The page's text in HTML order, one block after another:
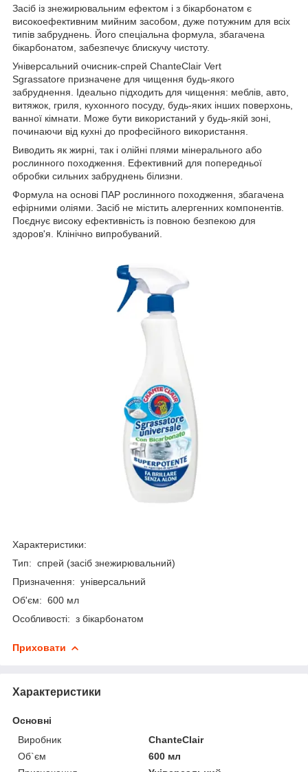
Засіб із знежирювальним ефектом і з бікарбонатом є
високоефективним мийним засобом, дуже потужним для всіх
типів забруднень. Його спеціальна формула, збагачена
бікарбонатом, забезпечує блискучу чистоту.
Універсальний очисник-спрей ChanteClair Vert
Sgrassatore призначене для чищення будь-якого
забруднення. Ідеально підходить для чищення: меблів, авто,
витяжок, гриля, кухонного посуду, будь-яких інших поверхонь,
ванної кімнати. Може бути використаний у будь-якій зоні,
починаючи від кухні до професійного використання.
Виводить як жирні, так і олійні плями мінерального або
рослинного походження. Ефективний для попередньої
обробки сильних забруднень білизни.
Формула на основі ПАР рослинного походження, збагачена
ефірними оліями. Засіб не містить алергенних компонентів.
Поєднує високу ефективність із повною безпекою для
здоров'я. Клінічно випробуваний.
Характеристики:
Тип: спрей (засіб знежирювальний)
Призначення: універсальний
Об'єм: 600 мл
Особливості: з бікарбонатом
Приховати
Характеристики
Основні
Виробник
ChanteClair
Об`єм
600 мл